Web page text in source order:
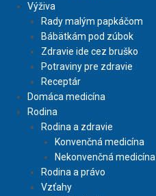
Výživa
Rady malým papkáčom
Bábätkám pod zúbok
Zdravie ide cez bruško
Potraviny pre zdravie
Receptár
Domáca medicína
Rodina
Rodina a zdravie
Konvenčná medicína
Nekonvenčná medicína
Rodina a právo
Vzťahy